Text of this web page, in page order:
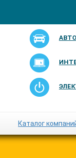
Каталог